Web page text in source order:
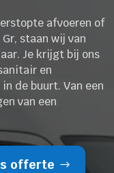
afvoeren of
staan wij van
Je krijgt bij ons
en
de buurt. Van een
van een
offerte